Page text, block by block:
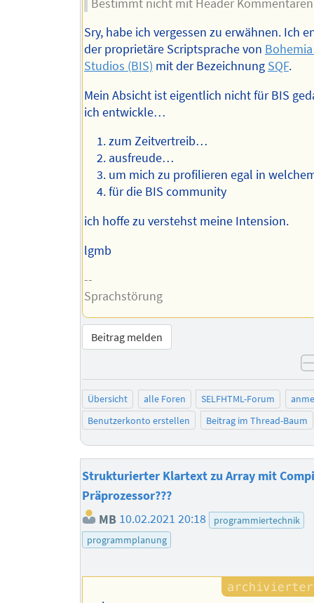
Bestimmt nicht mit Header
Sry, habe ich vergessen zu erwähnen. Ich
der proprietäre Scriptsprache von
Studios (BIS) mit der Bezeichnung SQF.
Mein Absicht ist eigentlich nicht für BIS
ich entwickle…
zum Zeitvertreib…
ausfreude…
um mich zu profilieren egal in
für die BIS community
ich hoffe zu verstehst meine Intension.
lgmb
--
Sprachstörung
Beitrag melden
Übersicht alle Foren SELFHTML-Forum
Benutzerkonto erstellen
Beitrag im Thread-Baum
Strukturierter Klartext zu Array mit
Präprozessor???
MB 10.02.2021 20:18
programmiertechnik
programmplanung